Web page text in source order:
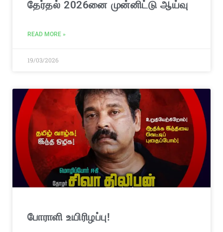
தேர்தல் 2026னை முன்னிட்டு ஆய்வு
READ MORE »
19/03/2026
போராளி உயிரிழப்பு!